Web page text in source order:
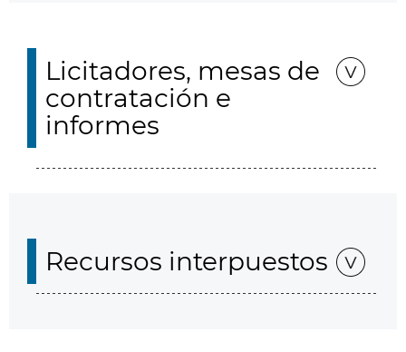
Licitadores, mesas de
contratación e
informes
Recursos interpuestos